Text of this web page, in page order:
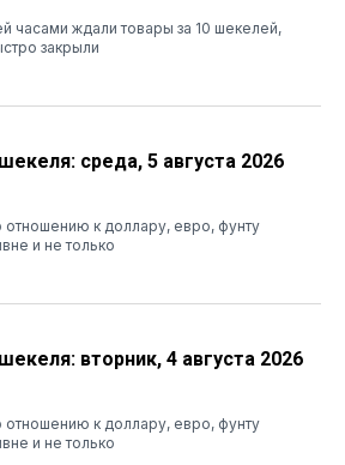
часами ждали товары за 10 шекелей,
закрыли
среда, 5 августа 2026
отношению к доллару, евро, фунту
и не только
вторник, 4 августа 2026
отношению к доллару, евро, фунту
и не только